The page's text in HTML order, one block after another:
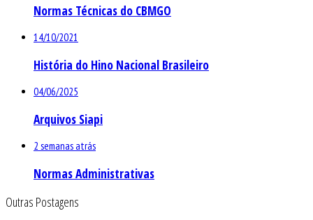
Normas Técnicas do CBMGO
14/10/2021
História do Hino Nacional Brasileiro
04/06/2025
Arquivos Siapi
2 semanas atrás
Normas Administrativas
Outras Postagens